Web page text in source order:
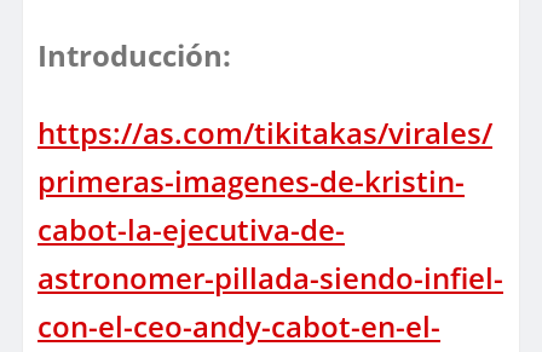
Introducción:
https://as.com/tikitakas/virales/
primeras-imagenes-de-kristin-
cabot-la-ejecutiva-de-
astronomer-pillada-siendo-infiel-
con-el-ceo-andy-cabot-en-el-